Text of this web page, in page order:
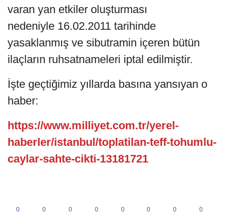
varan yan etkiler oluşturması
nedeniyle 16.02.2011 tarihinde
yasaklanmış ve sibutramin içeren bütün
ilaçların ruhsatnameleri iptal edilmiştir.
İşte geçtiğimiz yıllarda basına yansıyan o
haber:
https://www.milliyet.com.tr/yerel-
haberler/istanbul/toplatilan-teff-tohumlu-
caylar-sahte-cikti-13181721